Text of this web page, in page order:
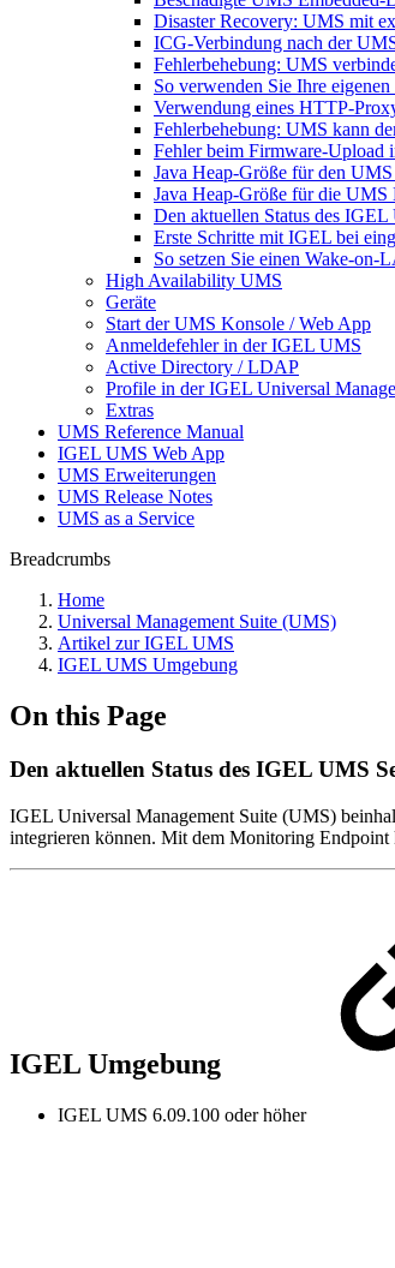
Disaster Recovery: UMS mit
ICG-Verbindung nach der
Fehlerbehebung: UMS
So verwenden Sie Ihre
Verwendung eines HTTP-
Fehlerbehebung: UMS kann
Fehler beim Firmware-
Java Heap-Größe für den
Java Heap-Größe für die
Den aktuellen Status des
Erste Schritte mit IGEL bei
So setzen Sie einen Wake-
High Availability UMS
Geräte
Start der UMS Konsole / Web App
Anmeldefehler in der IGEL UMS
Active Directory / LDAP
Profile in der IGEL Universal
Extras
UMS Reference Manual
IGEL UMS Web App
UMS Erweiterungen
UMS Release Notes
UMS as a Service
Breadcrumbs
Home
Universal Management Suite (UMS)
Artikel zur IGEL UMS
IGEL UMS Umgebung
On this Page
Den aktuellen Status des IGEL UMS
IGEL Universal Management Suite (UMS)
integrieren können. Mit dem Monitoring Endpoint
IGEL Umgebung
IGEL UMS 6.09.100 oder höher